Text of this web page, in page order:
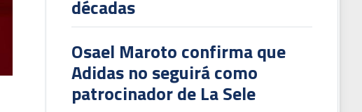
décadas
Osael Maroto confirma que
Adidas no seguirá como
patrocinador de La Sele